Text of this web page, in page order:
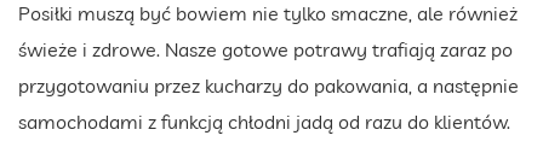
Posiłki muszą być bowiem nie tylko smaczne, ale również
świeże i zdrowe. Nasze gotowe potrawy trafiają zaraz po
przygotowaniu przez kucharzy do pakowania, a następnie
samochodami z funkcją chłodni jadą od razu do klientów.